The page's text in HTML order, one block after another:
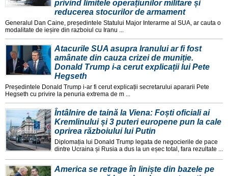
privind limitele operațiunilor militare și
reducerea stocurilor de armament
Generalul Dan Caine, președintele Statului Major Interarme al SUA, ar cauta o
modalitate de ieșire din razboiul cu Iranu ...
Atacurile SUA asupra Iranului ar fi fost
amânate din cauza crizei de muniție.
Donald Trump i-a cerut explicații lui Pete
Hegseth
Președintele Donald Trump i-ar fi cerut explicații secretarului apararii Pete
Hegseth cu privire la penuria extrema de m ...
Întâlnire de taină la Viena: Foști oficiali ai
Kremlinului și 3 puteri europene pun la cale
oprirea războiului lui Putin
Diplomația lui Donald Trump legata de negocierile de pace
dintre Ucraina și Rusia a dus la un eșec total, fara rezultate ...
America se retrage în liniște din bazele pe